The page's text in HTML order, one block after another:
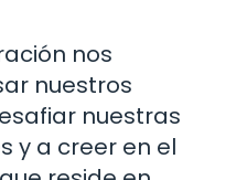
nos
nuestros
nuestras
y a creer en el